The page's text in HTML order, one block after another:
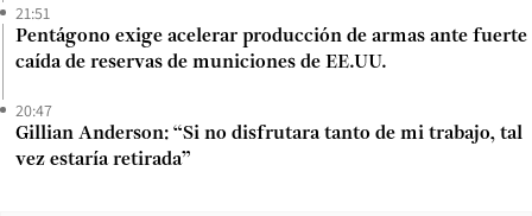
21:51
Pentágono exige acelerar producción de armas ante fuerte
caída de reservas de municiones de EE.UU.
20:47
Gillian Anderson: “Si no disfrutara tanto de mi trabajo, tal
vez estaría retirada”